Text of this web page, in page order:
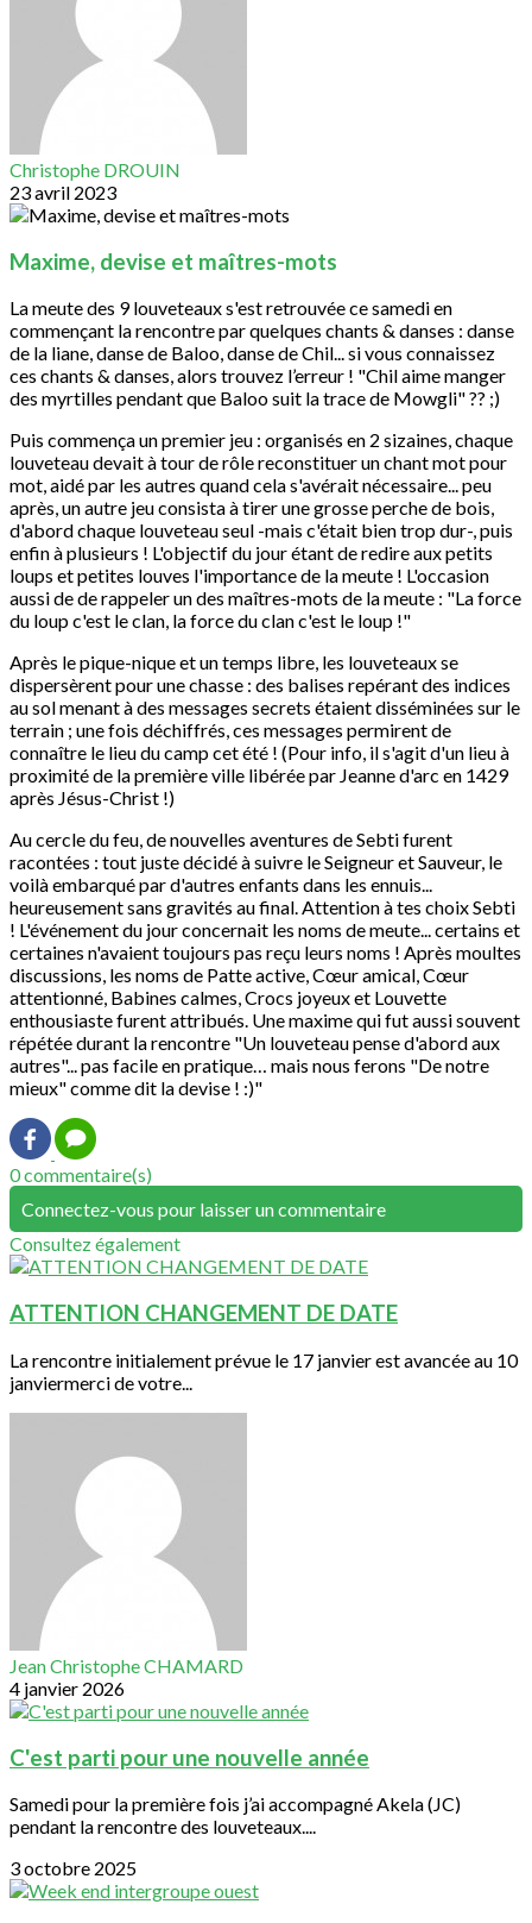
Christophe DROUIN
23 avril 2023
Maxime, devise et maîtres-mots
La meute des 9 louveteaux s'est retrouvée ce samedi en
commençant la rencontre par quelques chants & danses : danse
de la liane, danse de Baloo, danse de Chil... si vous connaissez
ces chants & danses, alors trouvez l’erreur ! "Chil aime manger
des myrtilles pendant que Baloo suit la trace de Mowgli" ?? ;)
Puis commença un premier jeu : organisés en 2 sizaines, chaque
louveteau devait à tour de rôle reconstituer un chant mot pour
mot, aidé par les autres quand cela s'avérait nécessaire... peu
après, un autre jeu consista à tirer une grosse perche de bois,
d'abord chaque louveteau seul -mais c'était bien trop dur-, puis
enfin à plusieurs ! L'objectif du jour étant de redire aux petits
loups et petites louves l'importance de la meute ! L'occasion
aussi de de rappeler un des maîtres-mots de la meute : "La force
du loup c'est le clan, la force du clan c'est le loup !"
Après le pique-nique et un temps libre, les louveteaux se
dispersèrent pour une chasse : des balises repérant des indices
au sol menant à des messages secrets étaient disséminées sur le
terrain ; une fois déchiffrés, ces messages permirent de
connaître le lieu du camp cet été ! (Pour info, il s'agit d'un lieu à
proximité de la première ville libérée par Jeanne d'arc en 1429
après Jésus-Christ !)
Au cercle du feu, de nouvelles aventures de Sebti furent
racontées : tout juste décidé à suivre le Seigneur et Sauveur, le
voilà embarqué par d'autres enfants dans les ennuis...
heureusement sans gravités au final. Attention à tes choix Sebti
! L'événement du jour concernait les noms de meute... certains et
certaines n'avaient toujours pas reçu leurs noms ! Après moultes
discussions, les noms de Patte active, Cœur amical, Cœur
attentionné, Babines calmes, Crocs joyeux et Louvette
enthousiaste furent attribués. Une maxime qui fut aussi souvent
répétée durant la rencontre "Un louveteau pense d'abord aux
autres"... pas facile en pratique… mais nous ferons "De notre
mieux" comme dit la devise ! :)"
0 commentaire(s)
Connectez-vous pour laisser un commentaire
Consultez également
ATTENTION CHANGEMENT DE DATE
La rencontre initialement prévue le 17 janvier est avancée au 10
janviermerci de votre...
Jean Christophe CHAMARD
4 janvier 2026
C'est parti pour une nouvelle année
Samedi pour la première fois j’ai accompagné Akela (JC)
pendant la rencontre des louveteaux....
3 octobre 2025